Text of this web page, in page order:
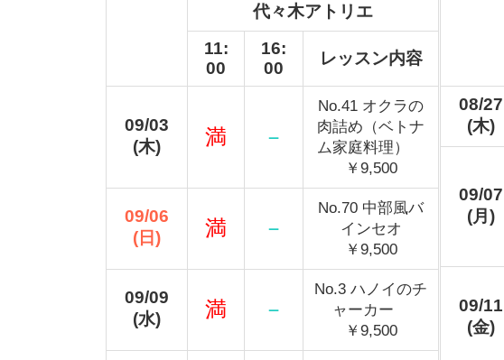
代々木アトリエ
11:
00
16:
00
レッスン内容
09/03
(木)
満 －
No.41 オクラの
肉詰め（ベトナ
ム家庭料理）
￥9,500
09/06
(日)
満 －
No.70 中部風バ
インセオ
￥9,500
09/09
(水)
満 －
No.3 ハノイのチ
ャーカー
￥9,500
08/27
(木)
09/07
(月)
09/11
(金)